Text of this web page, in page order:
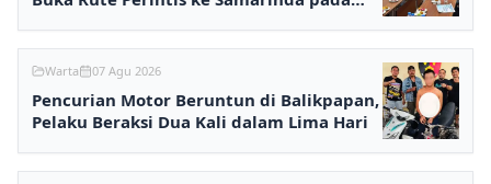
Warta 07 Agu 2026
Pencurian Motor Beruntun di Balikpapan,
Pelaku Beraksi Dua Kali dalam Lima Hari